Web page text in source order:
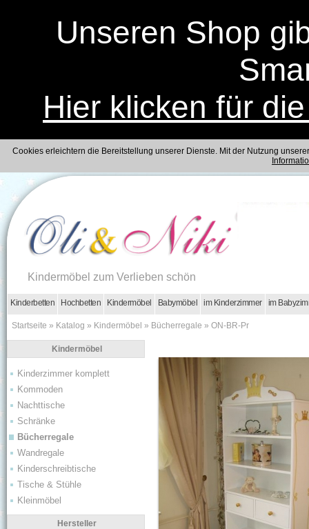
Unseren Shop
Hier klicken für
Cookies erleichtern die Bereitstellung unserer Dienste. Mit der Nutzung
Kindermöbel zum Verlieben schön
Kinderbetten Hochbetten Kindermöbel Babymöbel im Kinderzimmer im
Startseite » Katalog » Kindermöbel » Bücherregale » ON-BR-Pr
Kindermöbel
Kinderzimmer komplett
Kommoden
Nachttische
Schränke
Bücherregale
Wandregale
Kinderschreibtische
Tische & Stühle
Kleinmöbel
Hersteller